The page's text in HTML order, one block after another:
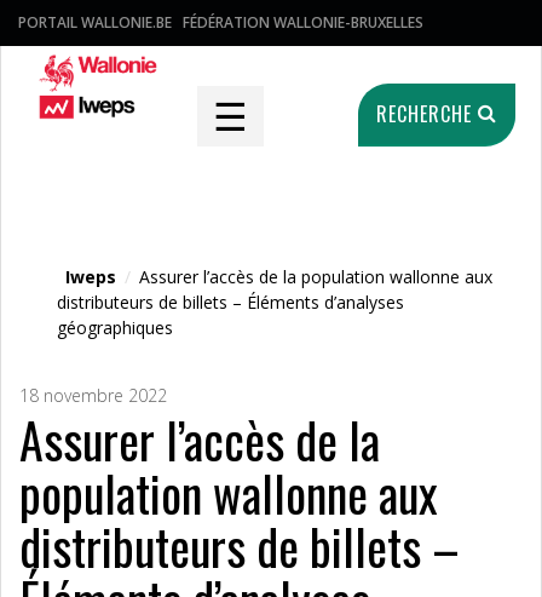
PORTAIL WALLONIE.BE FÉDÉRATION WALLONIE-BRUXELLES
☰ RECHERCHE
Fichier média
Iweps / Assurer l’accès de la population wallonne aux
distributeurs de billets – Éléments d’analyses
géographiques
18 novembre 2022
Assurer l’accès de la
population wallonne aux
distributeurs de billets –